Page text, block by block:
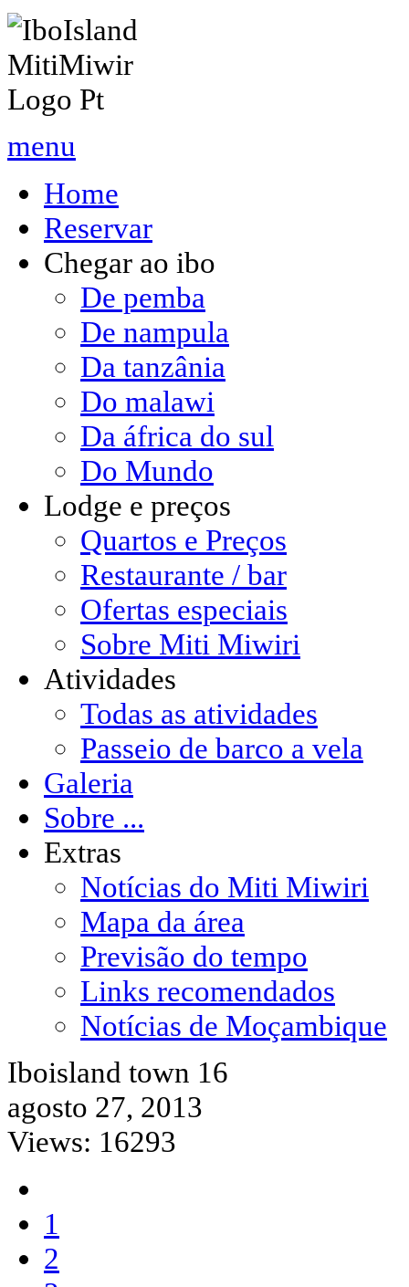
menu
Home
Reservar
Chegar ao ibo
De pemba
De nampula
Da tanzânia
Do malawi
Da áfrica do sul
Do Mundo
Lodge e preços
Quartos e Preços
Restaurante / bar
Ofertas especiais
Sobre Miti Miwiri
Atividades
Todas as atividades
Passeio de barco a vela
Galeria
Sobre ...
Extras
Notícias do Miti Miwiri
Mapa da área
Previsão do tempo
Links recomendados
Notícias de Moçambique
Iboisland town 16
agosto 27, 2013
Views: 16293
1
2